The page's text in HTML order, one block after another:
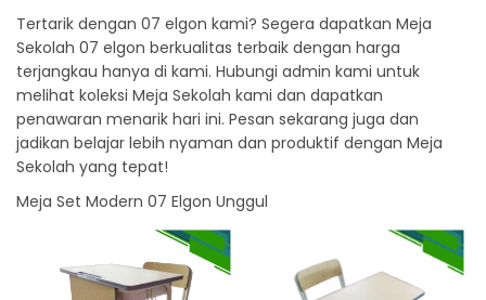
Tertarik dengan 07 elgon kami? Segera dapatkan Meja
Sekolah 07 elgon berkualitas terbaik dengan harga
terjangkau hanya di kami. Hubungi admin kami untuk
melihat koleksi Meja Sekolah kami dan dapatkan
penawaran menarik hari ini. Pesan sekarang juga dan
jadikan belajar lebih nyaman dan produktif dengan Meja
Sekolah yang tepat!
Meja Set Modern 07 Elgon Unggul